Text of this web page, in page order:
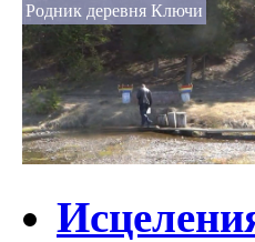
Родник деревня Ключи